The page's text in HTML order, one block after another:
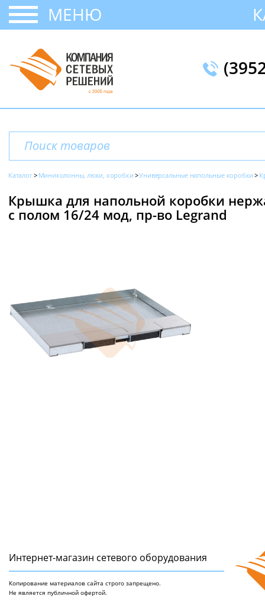
МЕНЮ
Каталог Миниколонны, люки, коробки Универсальные напольные коробки
Крышка для напольной коробки
с полом 16/24 мод, пр-во Legrand
Интернет-магазин сетeвого оборудования
Копирование материалов сайта строго запрещено.
Не является публичной офертой.